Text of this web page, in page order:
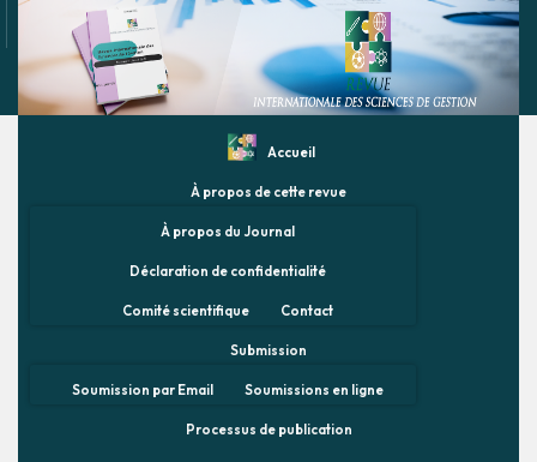
Accueil
À propos de cette revue
À propos du Journal
Déclaration de confidentialité
Comité scientifique Contact
Submission
Soumission par Email Soumissions en ligne
Processus de publication